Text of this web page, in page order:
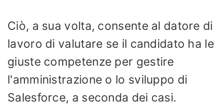
Ciò, a sua volta, consente al datore di
lavoro di valutare se il candidato ha le
giuste competenze per gestire
l'amministrazione o lo sviluppo di
Salesforce, a seconda dei casi.